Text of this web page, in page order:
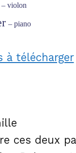
– violon
– piano
à télécharger
ces deux